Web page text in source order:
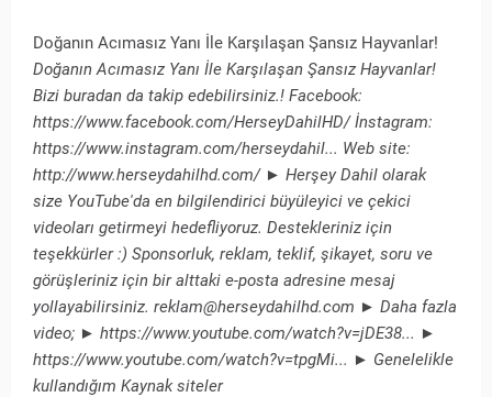
Doğanın Acımasız Yanı İle Karşılaşan Şansız Hayvanlar!
Doğanın Acımasız Yanı İle Karşılaşan Şansız Hayvanlar!
Bizi buradan da takip edebilirsiniz.! Facebook:
https://www.facebook.com/HerseyDahilHD/​​ İnstagram:
https://www.instagram.com/herseydahil...​ Web site:
http://www.herseydahilhd.com/​​ ► Herşey Dahil olarak
size YouTube'da en bilgilendirici büyüleyici ve çekici
videoları getirmeyi hedefliyoruz. Destekleriniz için
teşekkürler :) Sponsorluk, reklam, teklif, şikayet, soru ve
görüşleriniz için bir alttaki e-posta adresine mesaj
yollayabilirsiniz. reklam@herseydahilhd.com ► Daha fazla
video; ► https://www.youtube.com/watch?v=jDE38...​ ►
https://www.youtube.com/watch?v=tpgMi...​ ► Genelelikle
kullandığım Kaynak siteler